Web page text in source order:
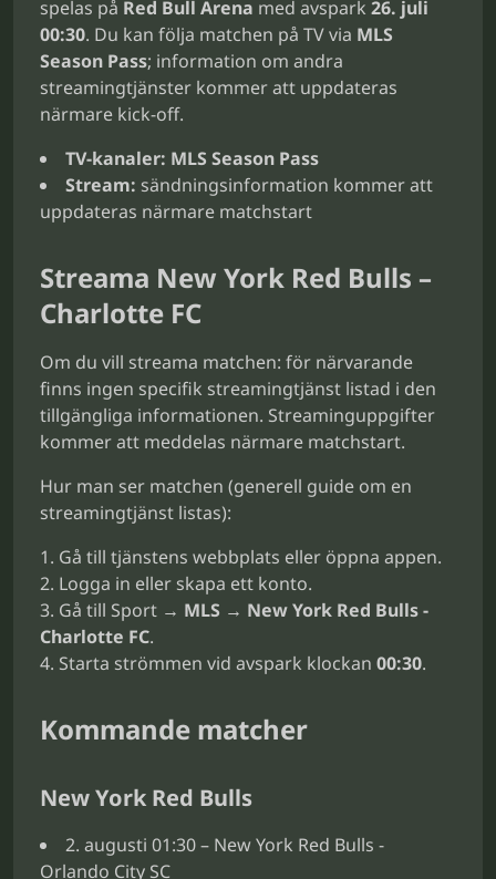
spelas på Red Bull Arena med avspark 26. juli
00:30. Du kan följa matchen på TV via MLS
Season Pass; information om andra
streamingtjänster kommer att uppdateras
närmare kick-off.
TV-kanaler: MLS Season Pass
Stream: sändningsinformation kommer att
uppdateras närmare matchstart
Streama New York Red Bulls –
Charlotte FC
Om du vill streama matchen: för närvarande
finns ingen specifik streamingtjänst listad i den
tillgängliga informationen. Streaminguppgifter
kommer att meddelas närmare matchstart.
Hur man ser matchen (generell guide om en
streamingtjänst listas):
Gå till tjänstens webbplats eller öppna appen.
Logga in eller skapa ett konto.
Gå till Sport → MLS → New York Red Bulls -
Charlotte FC.
Starta strömmen vid avspark klockan 00:30.
Kommande matcher
New York Red Bulls
2. augusti 01:30 – New York Red Bulls -
Orlando City SC